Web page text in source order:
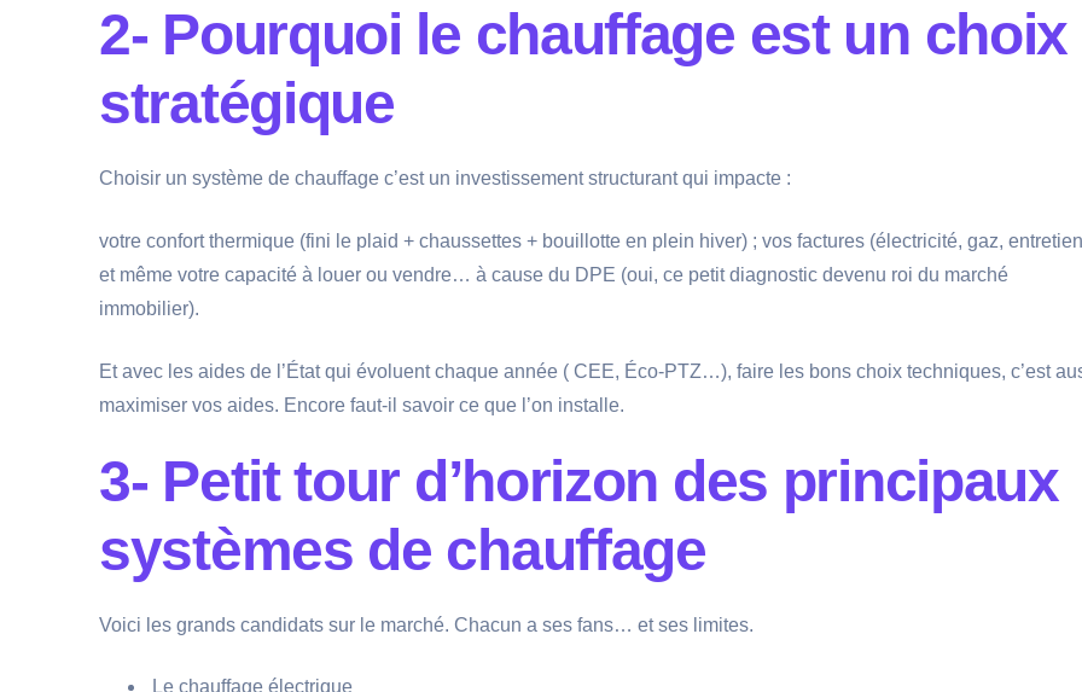
2- Pourquoi le chauffage est un choix
stratégique
Choisir un système de chauffage c’est un investissement structurant qui impacte :
votre confort thermique (fini le plaid + chaussettes + bouillotte en plein hiver) ; vos factures (électricité, gaz,
et même votre capacité à louer ou vendre… à cause du DPE (oui, ce petit diagnostic devenu roi du marché
immobilier).
Et avec les aides de l’État qui évoluent chaque année ( CEE, Éco-PTZ…), faire les bons choix techniques, c’est
maximiser vos aides. Encore faut-il savoir ce que l’on installe.
3- Petit tour d’horizon des principaux
systèmes de chauffage
Voici les grands candidats sur le marché. Chacun a ses fans… et ses limites.
Le chauffage électrique